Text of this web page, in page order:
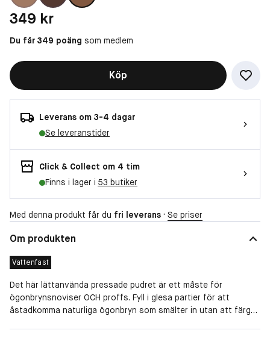
Pris: 349 kr
349 kr
Du får 349 poäng som medlem
Köp
Leverans om 3-4 dagar
Se leveranstider
Click & Collect om 4 tim
Finns i lager i 53 butiker
Med denna produkt får du fri leverans · Se priser
Om produkten
Vattenfast
Det här lättanvända pressade pudret är ett måste för
ögonbrynsnoviser OCH proffs. Fyll i glesa partier för att
åstadkomma naturliga ögonbryn som smälter in utan att färgen